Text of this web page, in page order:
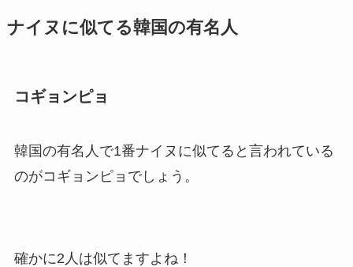
ナイヌに似てる韓国の有名人
コギョンピョ
韓国の有名人で1番ナイヌに似てると言われている
のがコギョンピョでしょう。
確かに2人は似てますよね！